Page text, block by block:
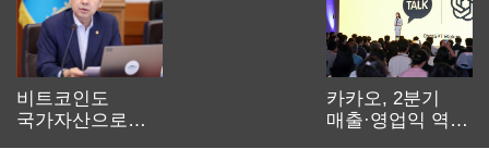
비트코인도
국가자산으로…'
카카오, 2분기
매출·영업익 역대